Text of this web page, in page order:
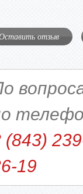
отзыв
(843)
19